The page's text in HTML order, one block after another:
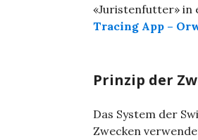
«Juristenfutter» in
Tracing App –
Prinzip der
Das System der
Zwecken